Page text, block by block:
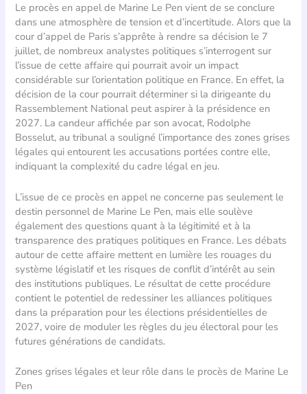
Le procès en appel de Marine Le Pen vient de se conclure
dans une atmosphère de tension et d’incertitude. Alors que la
cour d’appel de Paris s’apprête à rendre sa décision le 7
juillet, de nombreux analystes politiques s’interrogent sur
l’issue de cette affaire qui pourrait avoir un impact
considérable sur l’orientation politique en France. En effet, la
décision de la cour pourrait déterminer si la dirigeante du
Rassemblement National peut aspirer à la présidence en
2027. La candeur affichée par son avocat, Rodolphe
Bosselut, au tribunal a souligné l’importance des zones grises
légales qui entourent les accusations portées contre elle,
indiquant la complexité du cadre légal en jeu.
L’issue de ce procès en appel ne concerne pas seulement le
destin personnel de Marine Le Pen, mais elle soulève
également des questions quant à la légitimité et à la
transparence des pratiques politiques en France. Les débats
autour de cette affaire mettent en lumière les rouages du
système législatif et les risques de conflit d’intérêt au sein
des institutions publiques. Le résultat de cette procédure
contient le potentiel de redessiner les alliances politiques
dans la préparation pour les élections présidentielles de
2027, voire de moduler les règles du jeu électoral pour les
futures générations de candidats.
Zones grises légales et leur rôle dans le procès de Marine Le
Pen